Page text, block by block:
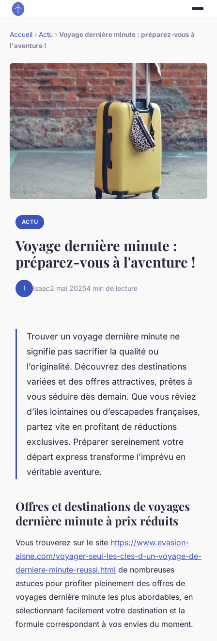
Accueil › Actu › Voyage dernière minute : préparez-vous à
l'aventure !
ACTU
Voyage dernière minute :
préparez-vous à l'aventure !
I Isaac2 mai 20254 min de lecture
Trouver un voyage dernière minute ne
signifie pas sacrifier la qualité ou
l’originalité. Découvrez des destinations
variées et des offres attractives, prêtes à
vous séduire dès demain. Que vous rêviez
d’îles lointaines ou d’escapades françaises,
partez vite en profitant de réductions
exclusives. Préparer sereinement votre
départ express transforme l’imprévu en
véritable aventure.
Offres et destinations de voyages
dernière minute à prix réduits
Vous trouverez sur le site https://www.evasion-
aisne.com/voyager-seul-les-cles-d-un-voyage-de-
derniere-minute-reussi.html de nombreuses
astuces pour profiter pleinement des offres de
voyages dernière minute les plus abordables, en
sélectionnant facilement votre destination et la
formule correspondant à vos envies du moment.